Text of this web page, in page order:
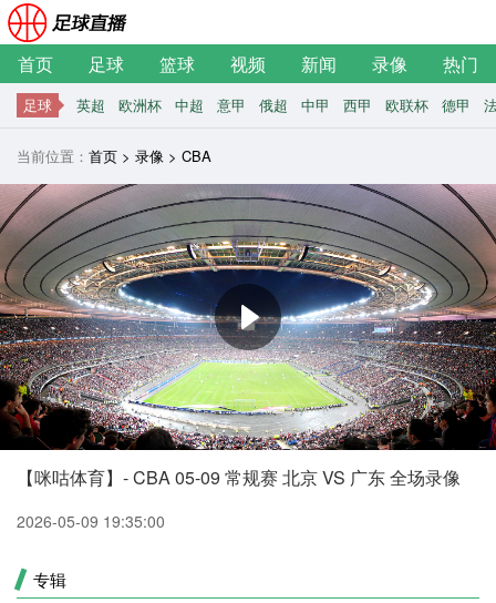
首页 足球 篮球 视频 新闻 录像 热门
足球 英超 欧洲杯 中超 意甲 俄超 中甲 西甲 欧联杯 德甲
当前位置： 首页 > 录像 > CBA
【咪咕体育】- CBA 05-09 常规赛 北京 VS 广东 全场录像
2026-05-09 19:35:00
专辑